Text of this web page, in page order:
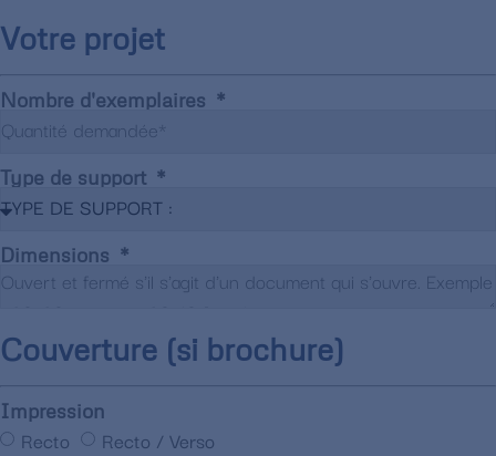
Votre projet
Nombre d'exemplaires
Type de support
Dimensions
Couverture (si brochure)
Impression
Recto Recto / Verso